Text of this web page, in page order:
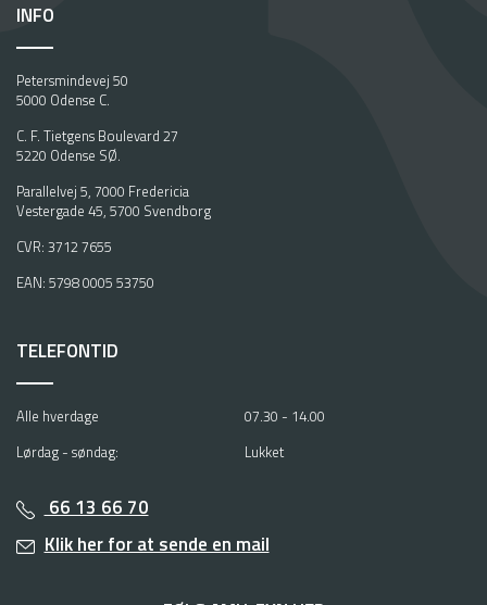
INFO
Petersmindevej 50
5000 Odense C.
C. F. Tietgens Boulevard 27
5220 Odense SØ.
Parallelvej 5, 7000 Fredericia
Vestergade 45, 5700 Svendborg
CVR: 3712 7655
EAN: 5798 0005 53750
TELEFONTID
Alle hverdage
07.30 - 14.00
Lørdag - søndag:
Lukket
66 13 66 70
Klik her for at sende en mail